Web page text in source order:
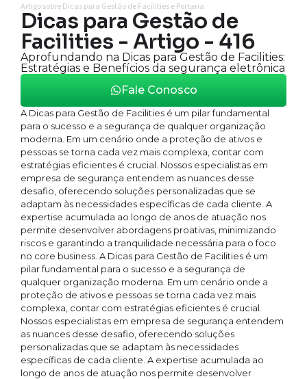
Artigo sobre Dicas para Gestão de Facilities e Portaria
Dicas para Gestão de
Facilities - Artigo - 416
Aprofundando na Dicas para Gestão de Facilities:
Estratégias e Benefícios da segurança eletrônica
Fale Conosco
A Dicas para Gestão de Facilities é um pilar fundamental
para o sucesso e a segurança de qualquer organização
moderna. Em um cenário onde a proteção de ativos e
pessoas se torna cada vez mais complexa, contar com
estratégias eficientes é crucial. Nossos especialistas em
empresa de segurança entendem as nuances desse
desafio, oferecendo soluções personalizadas que se
adaptam às necessidades específicas de cada cliente. A
expertise acumulada ao longo de anos de atuação nos
permite desenvolver abordagens proativas, minimizando
riscos e garantindo a tranquilidade necessária para o foco
no core business. A Dicas para Gestão de Facilities é um
pilar fundamental para o sucesso e a segurança de
qualquer organização moderna. Em um cenário onde a
proteção de ativos e pessoas se torna cada vez mais
complexa, contar com estratégias eficientes é crucial.
Nossos especialistas em empresa de segurança entendem
as nuances desse desafio, oferecendo soluções
personalizadas que se adaptam às necessidades
específicas de cada cliente. A expertise acumulada ao
longo de anos de atuação nos permite desenvolver